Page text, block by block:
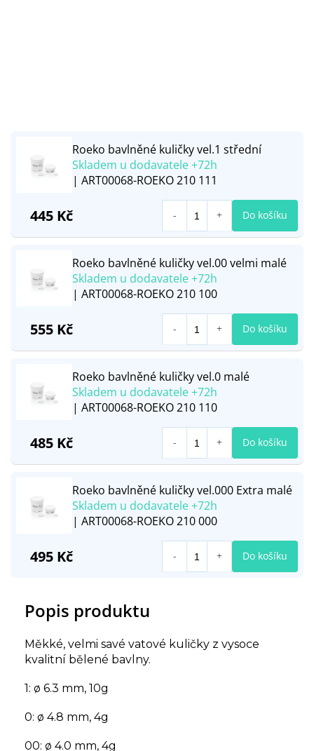
Popis produktu
Měkké, velmi savé vatové kuličky z vysoce
kvalitní bělené bavlny.
1: ø 6.3 mm, 10g
0: ø 4.8 mm, 4g
00: ø 4.0 mm, 4g
Roeko bavlněné kuličky vel.1 střední
Skladem u dodavatele +72h
| ART00068-ROEKO 210 111
445 Kč Do košíku
Roeko bavlněné kuličky vel.00 velmi malé
Skladem u dodavatele +72h
| ART00068-ROEKO 210 100
555 Kč Do košíku
Roeko bavlněné kuličky vel.0 malé
Skladem u dodavatele +72h
| ART00068-ROEKO 210 110
485 Kč Do košíku
Roeko bavlněné kuličky vel.000 Extra malé
Skladem u dodavatele +72h
| ART00068-ROEKO 210 000
495 Kč Do košíku